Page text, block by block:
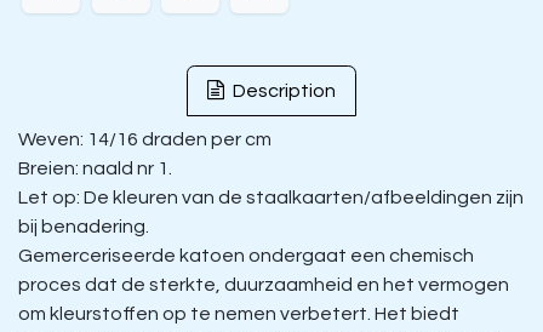
Description
Weven: 14/16 draden per cm
Breien: naald nr 1.
Let op: De kleuren van de staalkaarten/afbeeldingen zijn
bij benadering.
Gemerceriseerde katoen ondergaat een chemisch
proces dat de sterkte, duurzaamheid en het vermogen
om kleurstoffen op te nemen verbetert. Het biedt